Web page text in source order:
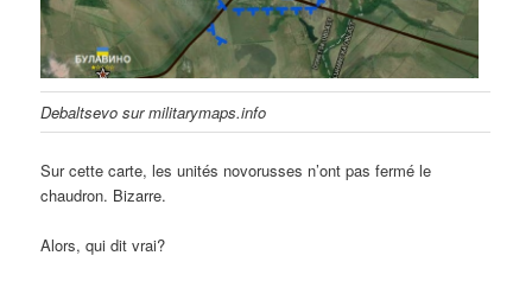
Debaltsevo sur militarymaps.info
Sur cette carte, les unités novorusses n’ont pas fermé le
chaudron. Bizarre.
Alors, qui dit vrai?